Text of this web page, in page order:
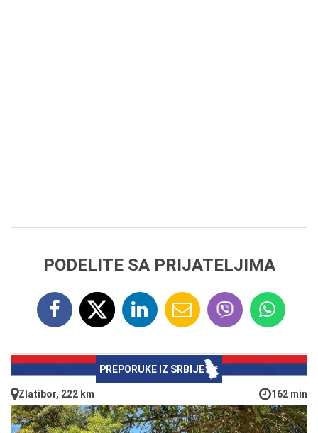
PODELITE SA PRIJATELJIMA
PREPORUKE IZ SRBIJE
Zlatibor, 222 km 162 min